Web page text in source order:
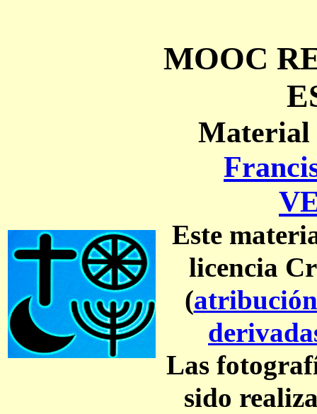
MOOC
Material
Este
licencia
(
Las
sido